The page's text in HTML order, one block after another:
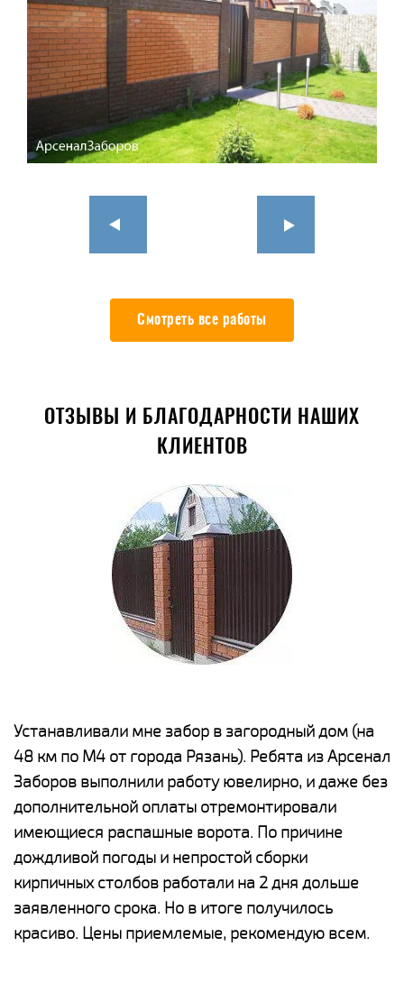
Смотреть все работы
ОТЗЫВЫ И БЛАГОДАРНОСТИ НАШИХ
КЛИЕНТОВ
Устанавливали мне забор в загородный дом (на
48 км по М4 от города Рязань). Ребята из Арсенал
Заборов выполнили работу ювелирно, и даже без
дополнительной оплаты отремонтировали
имеющиеся распашные ворота. По причине
дождливой погоды и непростой сборки
кирпичных столбов работали на 2 дня дольше
заявленного срока. Но в итоге получилось
красиво. Цены приемлемые, рекомендую всем.